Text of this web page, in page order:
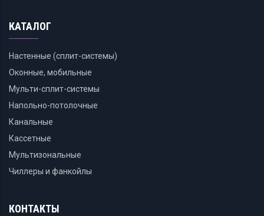
КАТАЛОГ
Настенные (сплит-системы)
Оконные, мобильные
Мульти-сплит-системы
Напольно-потолочные
Канальные
Кассетные
Мультизональные
Чиллеры и фанкойлы
КОНТАКТЫ